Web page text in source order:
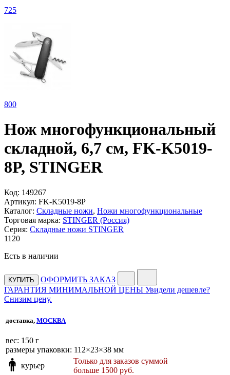
725
800
Нож многофункциональный
складной, 6,7 см, FK-K5019-
8P, STINGER
Код: 149267
Артикул: FK-K5019-8P
Каталог: Складные ножи, Ножи многофункциональные
Торговая марка: STINGER (Россия)
Серия: Складные ножи STINGER
1120
Есть в наличии
КУПИТЬ
ОФОРМИТЬ ЗАКАЗ
ГАРАНТИЯ МИНИМАЛЬНОЙ ЦЕНЫ Увидели дешевле?
Снизим цену.
доставка, МОСКВА
веc: 150 г
размеры упаковки: 112×23×38 мм
курьер
Только для заказов суммой
больше 1500 руб.